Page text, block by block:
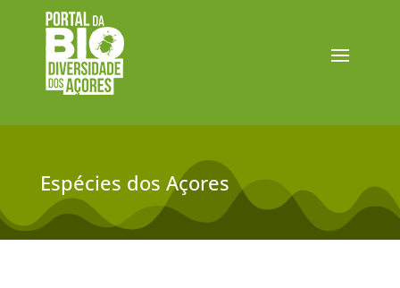
Espécies dos Açores